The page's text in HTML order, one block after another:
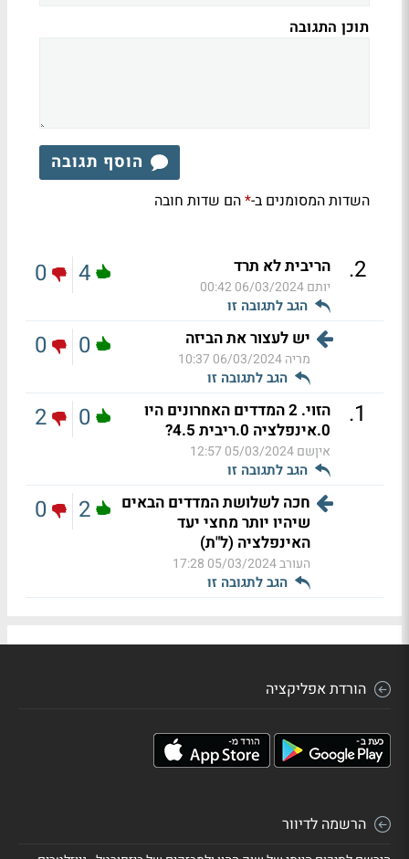
תוכן התגובה
הוסף תגובה
השדות המסומנים ב-*הם שדות חובה
2
. הריבית לא תרד
יותם06/03/2024 00:42
הגב לתגובה זו
4
0
יש לעצור את הביזה
מריה06/03/2024 10:37
הגב לתגובה זו
0
0
1
.
הזוי. 2 המדדים האחרונים היו
0.אינפלציה 0.ריבית 4.5?
איןשם05/03/2024 12:57
הגב לתגובה זו
0
2
חכה לשלושת המדדים הבאים
שיהיו יותר מחצי יעד
האינפלציה (ל"ת)
העורב05/03/2024 17:28
הגב לתגובה זו
2
0
הורדת אפליקציה
הרשמה לדיוור